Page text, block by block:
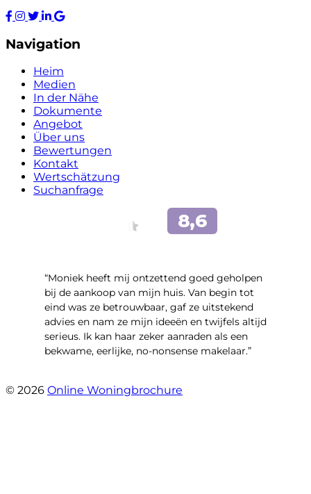
Navigation
Heim
Medien
In der Nähe
Dokumente
Angebot
Über uns
Bewertungen
Kontakt
Wertschätzung
Suchanfrage
“Moniek heeft mij ontzettend goed geholpen
bij de aankoop van mijn huis. Van begin tot
eind was ze betrouwbaar, gaf ze uitstekend
advies en nam ze mijn ideeën en twijfels altijd
serieus. Ik kan haar zeker aanraden als een
bekwame, eerlijke, no-nonsense makelaar.”
© 2026 Online Woningbrochure